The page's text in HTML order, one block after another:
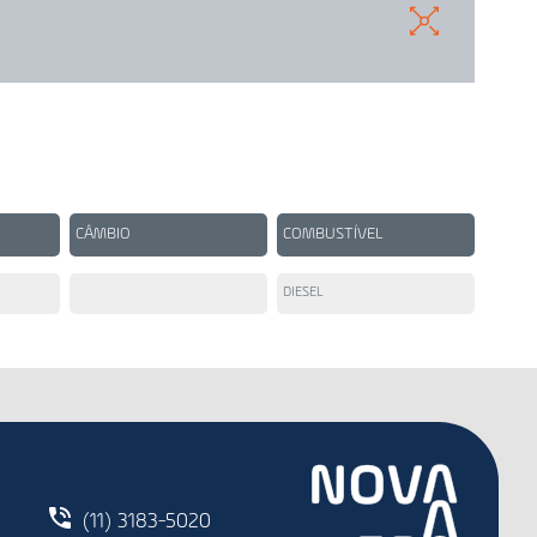
CÂMBIO COMBUSTÍVEL
DIESEL
(11) 3183-5020